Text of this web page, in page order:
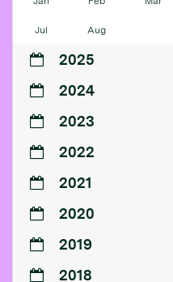
Jul Aug
2025
2024
2023
2022
2021
2020
2019
2018